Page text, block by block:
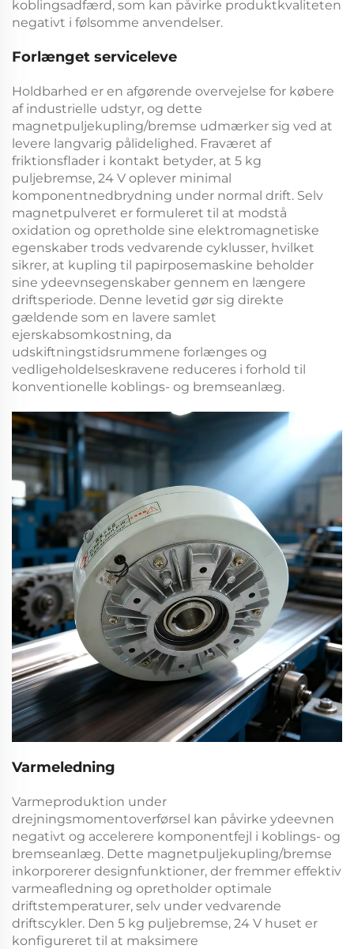
koblingsadfærd, som kan påvirke produktkvaliteten
negativt i følsomme anvendelser.
Forlænget serviceleve
Holdbarhed er en afgørende overvejelse for købere
af industrielle udstyr, og dette
magnetpuljekupling/bremse udmærker sig ved at
levere langvarig pålidelighed. Fraværet af
friktionsflader i kontakt betyder, at 5 kg
puljebremse, 24 V oplever minimal
komponentnedbrydning under normal drift. Selv
magnetpulveret er formuleret til at modstå
oxidation og opretholde sine elektromagnetiske
egenskaber trods vedvarende cyklusser, hvilket
sikrer, at kupling til papirposemaskine beholder
sine ydeevnsegenskaber gennem en længere
driftsperiode. Denne levetid gør sig direkte
gældende som en lavere samlet
ejerskabsomkostning, da
udskiftningstidsrummene forlænges og
vedligeholdelseskravene reduceres i forhold til
konventionelle koblings- og bremseanlæg.
Varmeledning
Varmeproduktion under
drejningsmomentoverførsel kan påvirke ydeevnen
negativt og accelerere komponentfejl i koblings- og
bremseanlæg. Dette magnetpuljekupling/bremse
inkorporerer designfunktioner, der fremmer effektiv
varmeafledning og opretholder optimale
driftstemperaturer, selv under vedvarende
driftscykler. Den 5 kg puljebremse, 24 V huset er
konfigureret til at maksimere